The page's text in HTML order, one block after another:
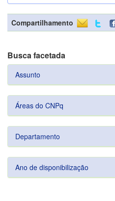
Compartilhamento
Busca facetada
Assunto
Áreas do CNPq
Departamento
Ano de disponibilização